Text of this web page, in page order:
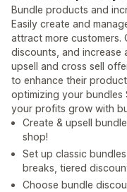
Bundle products and
Easily create and
attract more
discounts, and increase
upsell and cross sell
to enhance their
optimizing your
your profits grow with
Create & upsell
shop!
Set up classic
breaks, tiered
Choose bundle